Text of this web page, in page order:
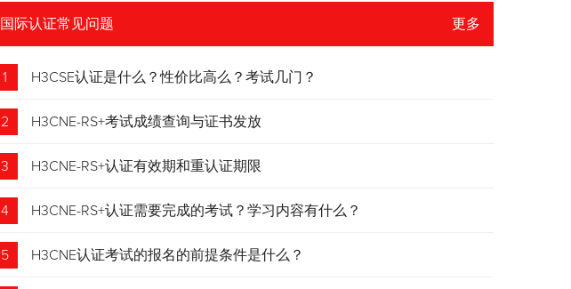
国际认证常见问题 更多
1 H3CSE认证是什么？性价比高么？考试几门？
2 H3CNE-RS+考试成绩查询与证书发放
3 H3CNE-RS+认证有效期和重认证期限
4 H3CNE-RS+认证需要完成的考试？学习内容有什么？
5 H3CNE认证考试的报名的前提条件是什么？